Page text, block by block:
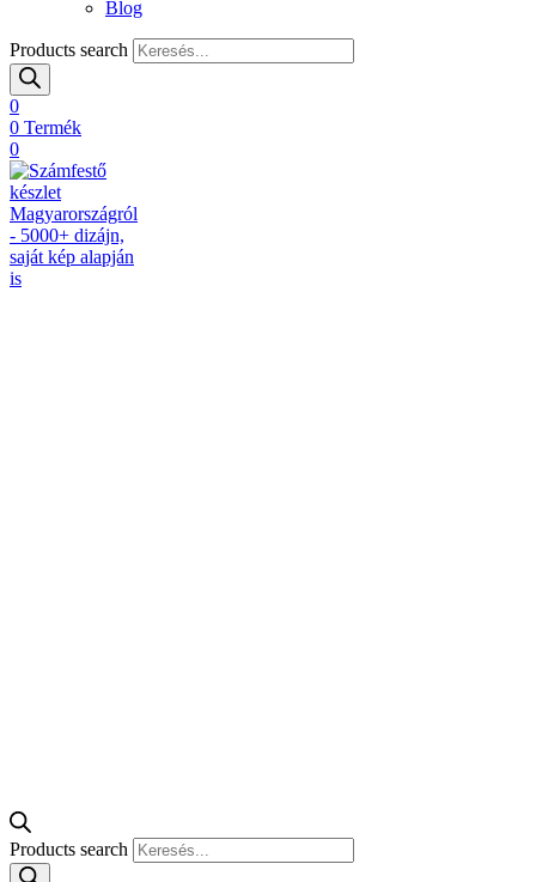
Blog
Products search
0
0 Termék
0
Products search